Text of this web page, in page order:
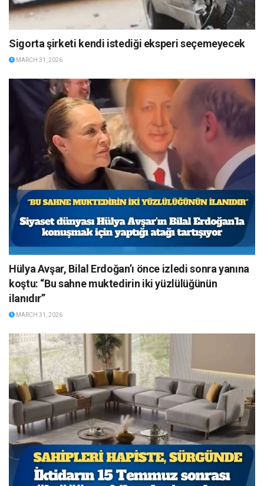
Sigorta şirketi kendi istediği eksperi seçemeyecek
MARCH 31, 2026
Hülya Avşar, Bilal Erdoğan’ı önce izledi sonra yanına
koştu: “Bu sahne muktedirin iki yüzlülüğünün
ilanıdır”
MARCH 31, 2026